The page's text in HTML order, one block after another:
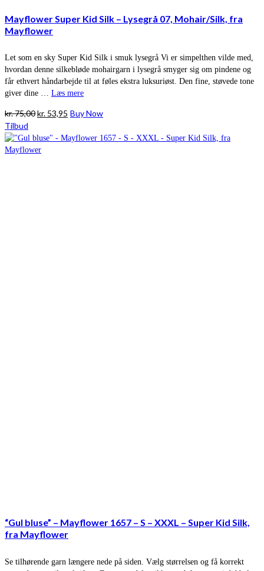
Mayflower Super Kid Silk – Lysegrå 07, Mohair/Silk, fra
Mayflower
Let som en sky Super Kid Silk i smuk lysegrå Vi er simpelthen vilde med,
hvordan denne silkebløde mohairgarn i lysegrå smyger sig om pindene og
får ethvert håndarbejde til at føles ekstra luksuriøst. Den fine, støvede tone
giver dine … Læs mere
kr.75,00Den
pris
var:
kr. 53,95 Den
pris
Buy Now
Tilbud
“Gul bluse” – Mayflower 1657 – S – XXXL – Super Kid Silk,
fra Mayflower
Se tilhørende garn længere nede på siden. Vælg størrelsen og få korrekt